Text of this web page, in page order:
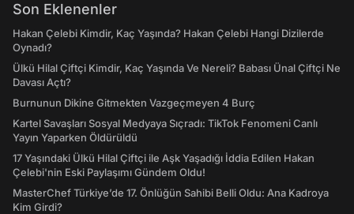
Son Eklenenler
Hakan Çelebi Kimdir, Kaç Yaşında? Hakan Çelebi Hangi Dizilerde
Oynadı?
Ülkü Hilal Çiftçi Kimdir, Kaç Yaşında Ve Nereli? Babası Ünal Çiftçi Ne
Davası Açtı?
Burnunun Dikine Gitmekten Vazgeçmeyen 4 Burç
Kartel Savaşları Sosyal Medyaya Sıçradı: TikTok Fenomeni Canlı
Yayın Yaparken Öldürüldü
17 Yaşındaki Ülkü Hilal Çiftçi ile Aşk Yaşadığı İddia Edilen Hakan
Çelebi'nin Eski Paylaşımı Gündem Oldu!
MasterChef Türkiye’de 17. Önlüğün Sahibi Belli Oldu: Ana Kadroya
Kim Girdi?